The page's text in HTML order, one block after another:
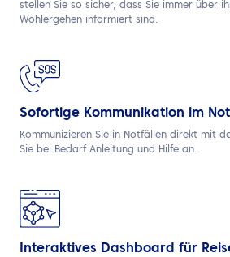
stellen Sie so sicher, dass Sie immer über
Wohlergehen informiert sind.
Sofortige Kommunikation im
Kommunizieren Sie in Notfällen direkt mit
Sie bei Bedarf Anleitung und Hilfe an.
Interaktives Dashboard für